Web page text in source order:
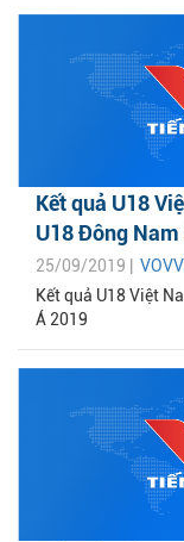
Kết quả U18
U18 Đông Nam
25/09/2019 |
Kết quả U18 Việt
Á 2019